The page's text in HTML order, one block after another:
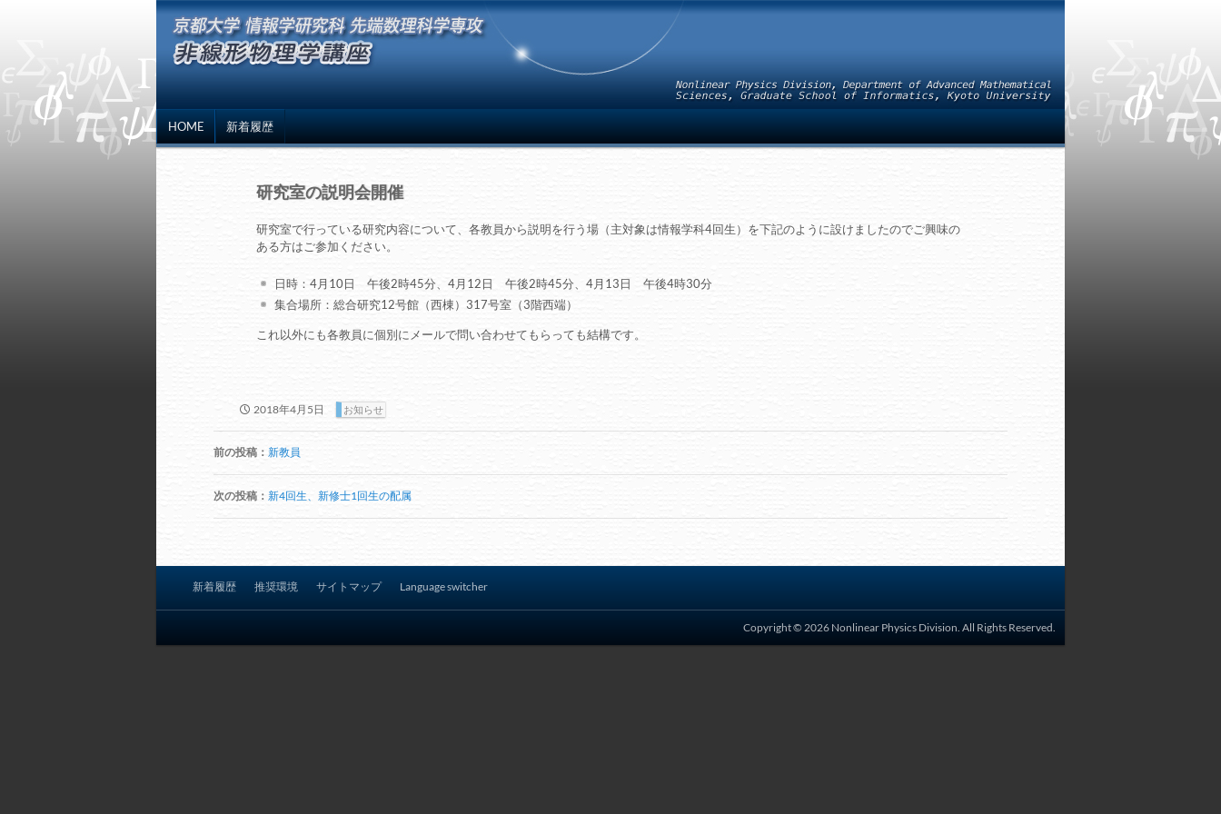
HOME 新着履歴
研究室の説明会開催
研究室で行っている研究内容について、各教員から説明を行う場（主対象は情報学科4回生）を下記のように設けましたのでご興味の
ある方はご参加ください。
日時：4月10日 午後2時45分、4月12日 午後2時45分、4月13日 午後4時30分
集合場所：総合研究12号館（西棟）317号室（3階西端）
これ以外にも各教員に個別にメールで問い合わせてもらっても結構です。
2018年4月5日 お知らせ
投
ナ
ビ
ー
シ
ョ
前の投稿： 新教員
次の投稿： 新4回生、新修士1回生の配属
新着履歴 推奨環境 サイトマップ Language switcher
Copyright © 2026 Nonlinear Physics Division. All Rights Reserved.